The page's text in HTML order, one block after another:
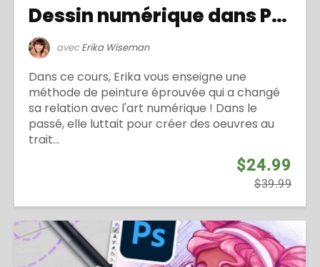
Dessin numérique dans Photoshop – Intermédiaire
avecErika Wiseman
Dans ce cours, Erika vous enseigne une
méthode de peinture éprouvée qui a changé
sa relation avec l'art numérique ! Dans le
passé, elle luttait pour créer des oeuvres au
trait...
$24.99
$39.99